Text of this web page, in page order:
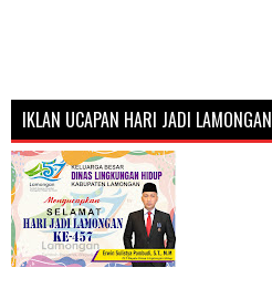
IKLAN UCAPAN HARI JADI LAMONGAN